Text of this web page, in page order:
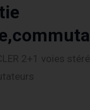
2+1 voies